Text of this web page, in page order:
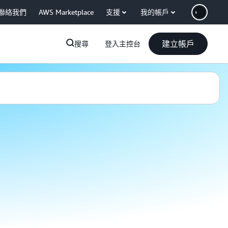
絡我們 AWS Marketplace 支援 我的帳戶
搜尋 登入主控台 建立帳戶